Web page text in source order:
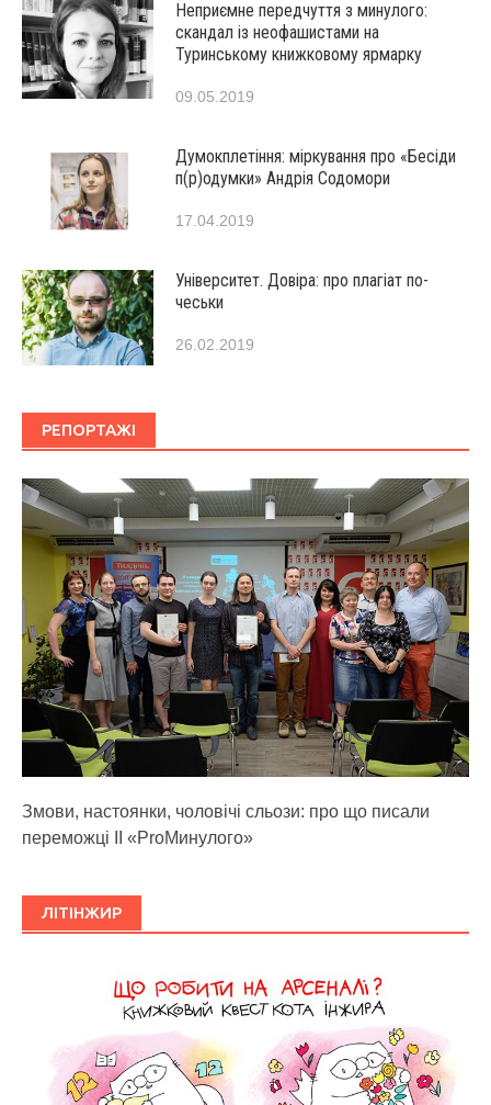
Неприємне передчуття з минулого:
скандал із неофашистами на
Туринському книжковому ярмарку
09.05.2019
Думокплетіння: міркування про «Бесіди
п(р)одумки» Андрія Содомори
17.04.2019
Університет. Довіра: про плагіат по-
чеськи
26.02.2019
РЕПОРТАЖІ
Змови, настоянки, чоловічі сльози: про що писали
переможці ІІ «ProМинулого»
ЛІТІНЖИР